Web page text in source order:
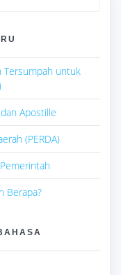
Tersumpah untuk
Apostille
(PERDA)
Berapa?